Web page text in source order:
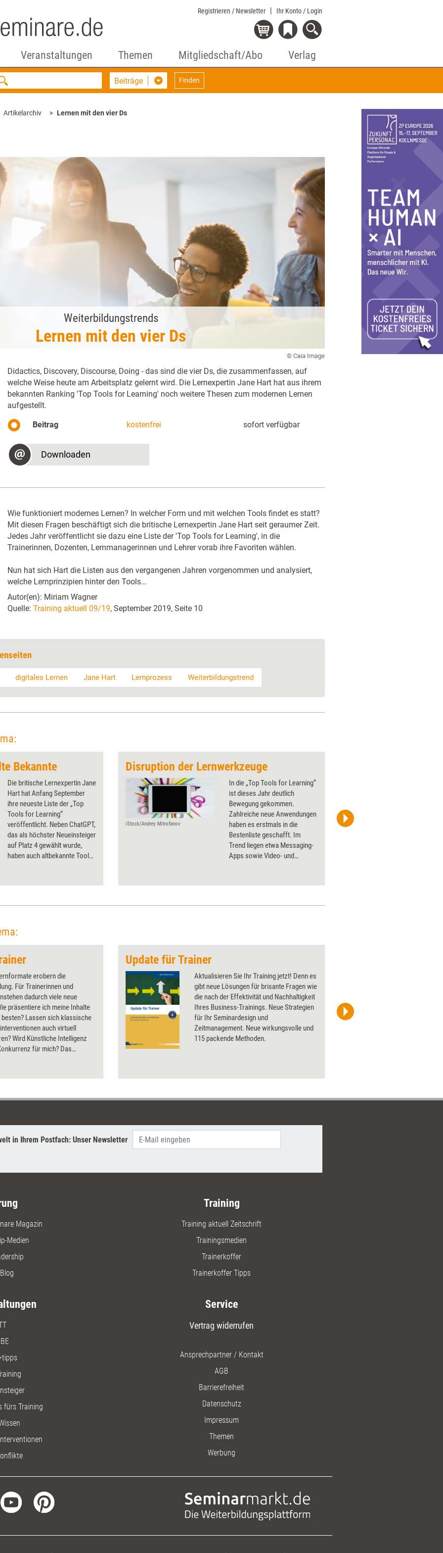
Registrieren / Newsletter Ihr Konto / Login
Veranstaltungen Themen Mitgliedschaft/Abo Verlag
Beiträge Finden
Artikelarchiv Lernen mit den vier Ds
Weiterbildungstrends
Lernen mit den vier Ds
© Caia Image
Didactics, Discovery, Discourse, Doing - das sind die vier Ds, die zusammenfassen, auf
welche Weise heute am Arbeitsplatz gelernt wird. Die Lernexpertin Jane Hart hat aus ihrem
bekannten Ranking 'Top Tools for Learning' noch weitere Thesen zum modernen Lernen
aufgestellt.
Beitrag kostenfrei sofort verfügbar
Downloaden
Wie funktioniert modernes Lernen? In welcher Form und mit welchen Tools findet es statt?
Mit diesen Fragen beschäftigt sich die britische Lernexpertin Jane Hart seit geraumer Zeit.
Jedes Jahr veröffentlicht sie dazu eine Liste der 'Top Tools for Learning', in die
Trainerinnen, Dozenten, Lernmanagerinnen und Lehrer vorab ihre Favoriten wählen.
Nun hat sich Hart die Listen aus den vergangenen Jahren vorgenommen und analysiert,
welche Lernprinzipien hinter den Tools...
Autor(en): Miriam Wagner
Quelle: Training aktuell 09/19, September 2019, Seite 10
digitales Lernen Jane Hart Lernprozess Weiterbildungstrend
Bekannte
Die britische Lernexpertin Jane
Hart hat Anfang September
ihre neueste Liste der „Top
Tools for Learning“
veröffentlicht. Neben ChatGPT,
das als höchster Neueinsteiger
auf Platz 4 gewählt wurde,
haben auch altbekannte Tools
Disruption der Lernwerkzeuge
iStock/Andrey Mitrofanov
In die „Top Tools for Learning“
ist dieses Jahr deutlich
Bewegung gekommen.
Zahlreiche neue Anwendungen
haben es erstmals in die
Bestenliste geschafft. Im
Trend liegen etwa Messaging-
Apps sowie Video- und
dank Live Engagement Tools
immer interaktiver.
C4LPT 2018
erobern die
Für Trainerinnen und
dadurch viele neue
präsentiere ich meine Inhalte
besten? Lassen sich klassische
auch virtuell
Wird Künstliche Intelligenz
für mich? Das
Ausblick in die Zukunft.
Update für Trainer
Aktualisieren Sie Ihr Training jetzt! Denn es
gibt neue Lösungen für brisante Fragen wie
die nach der Effektivität und Nachhaltigkeit
Ihres Business-Trainings. Neue Strategien
für Ihr Seminardesign und
Zeitmanagement. Neue wirkungsvolle und
115 packende Methoden.
in Ihrem Postfach: Unser Newsletter
Magazin
Medien
Training
Training aktuell Zeitschrift
Trainingsmedien
Trainerkoffer
Trainerkoffer Tipps
fürs Training
Service
Vertrag widerrufen
Ansprechpartner / Kontakt
AGB
Barrierefreiheit
Datenschutz
Impressum
Themen
Werbung